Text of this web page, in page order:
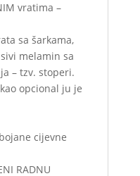
vratima –
sa šarkama,
melamin sa
– tzv. stoperi.
opcional ju je
cijevne
RADNU